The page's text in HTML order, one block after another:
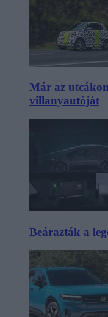
Már az
villanyautóját
Beárazták a